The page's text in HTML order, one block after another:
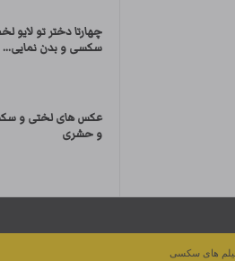
چهارتا دختر تو لایو
سکسی و بدن نمایی...
عکس های لختی و
و حشری
های سکسی